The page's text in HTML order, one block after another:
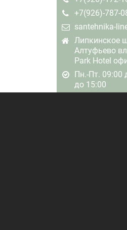
+7(926)-787-
santehnika-
Липкинское
Алтуфьево
Park Hotel
Пн.-Пт. 09:00
до 15:00